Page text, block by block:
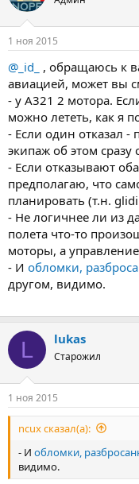
1 ноя 2015
@_id_
, обращаюсь к
авиацией, может вы
- у А321 2 мотора.
можно лететь, как я
- Если один отказал -
экипаж об этом
- Если отказывают
предполагаю, что
планировать (т.н.
- Не логичнее ли из
полета что-то
моторы, а
- И обломки,
другом, видимо.
L lukas
Старожил
1 ноя 2015
ncux сказал(а):
- И обломки,
видимо.